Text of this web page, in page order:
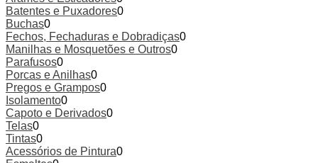
Batentes e Puxadores0
Buchas0
Fechos, Fechaduras e Dobradiças0
Manilhas e Mosquetões e Outros0
Parafusos0
Porcas e Anilhas0
Pregos e Grampos0
Isolamento0
Capoto e Derivados0
Telas0
Tintas0
Acessórios de Pintura0